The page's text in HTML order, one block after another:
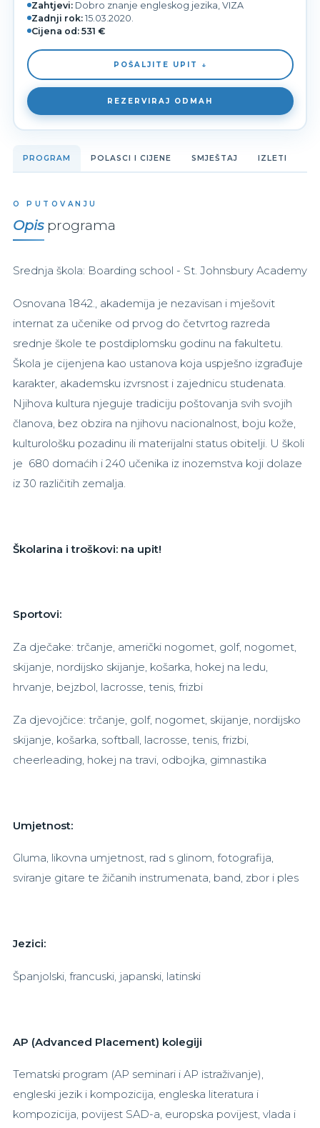
Zahtjevi:Dobro znanje engleskog jezika, VIZA
Zadnji rok:15.03.2020.
Cijena od: 531 €
POŠALJITE UPIT ↓
REZERVIRAJ ODMAH
PROGRAM POLASCI I CIJENE SMJEŠTAJ IZLETI
O PUTOVANJU
Opisprograma
Srednja škola: Boarding school - St. Johnsbury Academy
Osnovana 1842., akademija je nezavisan i mješovit
internat za učenike od prvog do četvrtog razreda
srednje škole te postdiplomsku godinu na fakultetu.
Škola je cijenjena kao ustanova koja uspješno izgrađuje
karakter, akademsku izvrsnost i zajednicu studenata.
Njihova kultura njeguje tradiciju poštovanja svih svojih
članova, bez obzira na njihovu nacionalnost, boju kože,
kulturološku pozadinu ili materijalni status obitelji. U školi
je 680 domaćih i 240 učenika iz inozemstva koji dolaze
iz 30 različitih zemalja.
Školarina i troškovi: na upit!
Sportovi:
Za dječake: trčanje, američki nogomet, golf, nogomet,
skijanje, nordijsko skijanje, košarka, hokej na ledu,
hrvanje, bejzbol, lacrosse, tenis, frizbi
Za djevojčice: trčanje, golf, nogomet, skijanje, nordijsko
skijanje, košarka, softball, lacrosse, tenis, frizbi,
cheerleading, hokej na travi, odbojka, gimnastika
Umjetnost:
Gluma, likovna umjetnost, rad s glinom, fotografija,
sviranje gitare te žičanih instrumenata, band, zbor i ples
Jezici:
Španjolski, francuski, japanski, latinski
AP (Advanced Placement) kolegiji
Tematski program (AP seminari i AP istraživanje),
engleski jezik i kompozicija, engleska literatura i
kompozicija, povijest SAD-a, europska povijest, vlada i